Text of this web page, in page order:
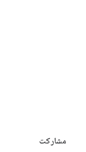
مشارکت